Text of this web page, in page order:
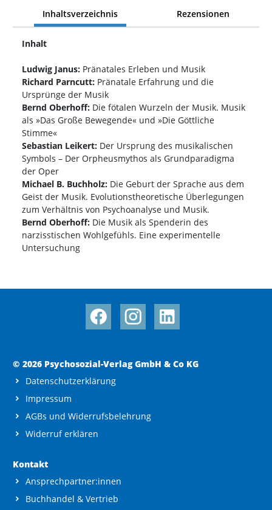
Inhaltsverzeichnis Rezensionen
Inhalt
Ludwig Janus: Pränatales Erleben und Musik
Richard Parncutt: Pränatale Erfahrung und die
Ursprünge der Musik
Bernd Oberhoff: Die fötalen Wurzeln der Musik. Musik
als »Das Große Bewegende« und »Die Göttliche
Stimme«
Sebastian Leikert: Der Ursprung des musikalischen
Symbols – Der Orpheusmythos als Grundparadigma
der Oper
Michael B. Buchholz: Die Geburt der Sprache aus dem
Geist der Musik. Evolutionstheoretische Überlegungen
zum Verhältnis von Psychoanalyse und Musik.
Bernd Oberhoff: Die Musik als Spenderin des
narzisstischen Wohlgefühls. Eine experimentelle
Untersuchung
© 2026 Psychosozial-Verlag GmbH & Co KG
Datenschutzerklärung
Impressum
AGBs und Widerrufsbelehrung
Widerruf erklären
Kontakt
Ansprechpartner:innen
Buchhandel & Vertrieb